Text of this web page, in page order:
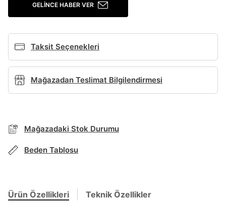
GELINCE HABER VER
Taksit Seçenekleri
Mağazadan Teslimat Bilgilendirmesi
Mağazadaki Stok Durumu
Beden Tablosu
Ürün Özellikleri Teknik Özellikler
Mağazada Bul
Ad*
Soyad*
Telefon Numarası*
E-posta Adresi*